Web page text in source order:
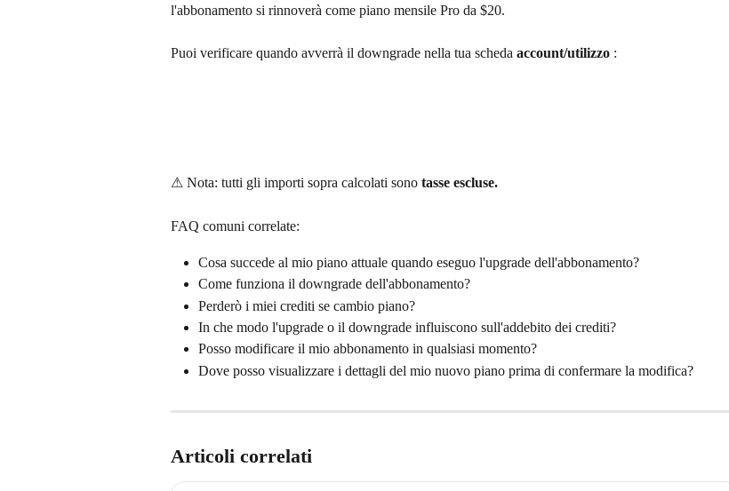
l'abbonamento si rinnoverà come piano mensile Pro da $20.
Puoi verificare quando avverrà il downgrade nella tua scheda account/utilizzo :
⚠ Nota: tutti gli importi sopra calcolati sono tasse escluse.
FAQ comuni correlate:
Cosa succede al mio piano attuale quando eseguo l'upgrade dell'abbonamento?
Come funziona il downgrade dell'abbonamento?
Perderò i miei crediti se cambio piano?
In che modo l'upgrade o il downgrade influiscono sull'addebito dei crediti?
Posso modificare il mio abbonamento in qualsiasi momento?
Dove posso visualizzare i dettagli del mio nuovo piano prima di confermare la modifica?
Articoli correlati